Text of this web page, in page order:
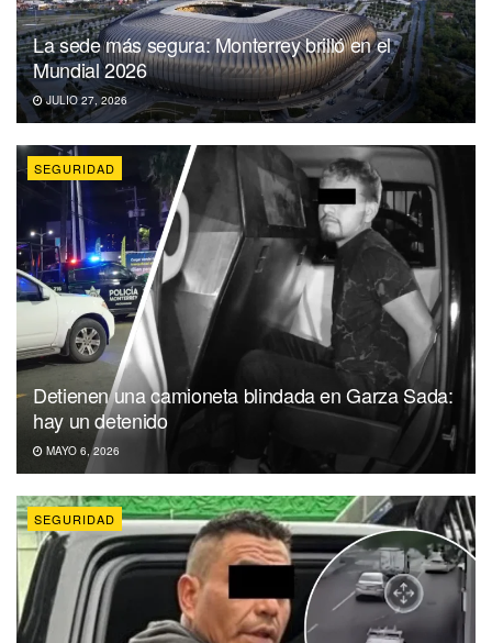
La sede más segura: Monterrey brilló en el
Mundial 2026
JULIO 27, 2026
SEGURIDAD
Detienen una camioneta blindada en Garza Sada:
hay un detenido
MAYO 6, 2026
SEGURIDAD